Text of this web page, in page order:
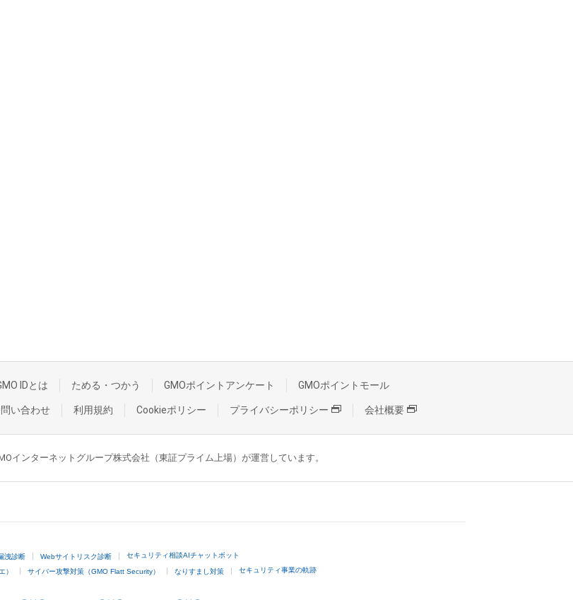
IDとは ためる・つかう GMOポイントアンケート GMOポイントモール
い合わせ 利用規約 Cookieポリシー プライバシーポリシー 会社概要
インターネットグループ株式会社（東証プライム上場）が運営しています。
洩診断 Webサイトリスク診断 セキュリティ相談AIチャットボット
） サイバー攻撃対策（GMO Flatt Security） なりすまし対策 セキュリティ事業の軌跡